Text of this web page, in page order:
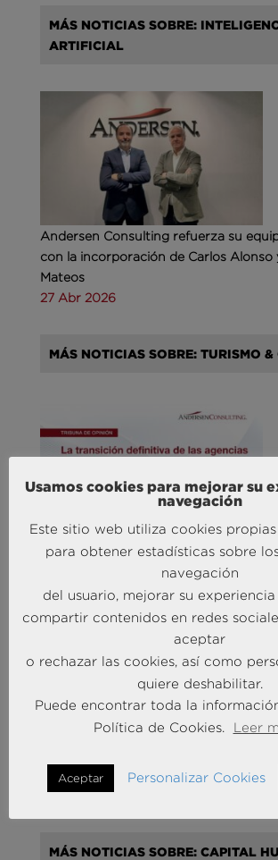
MÁS NOTICIAS SOBRE:
ARTIFICIAL
Andersen Consulting refuerza su
con la incorporación de Carlos Alonso
Mateos
27 Abr 2026
MÁS NOTICIAS SOBRE: TURISMO &
Agencias de viajes: del mostrador al
experiencias
MÁS NOTICIAS SOBRE: CUSTOMER
EXPERIENCE
Retail: Barómetro del Consumidor
17 Abr 2026
MÁS NOTICIAS SOBRE: CAPITAL
Usamos cookies para mejorar su
navegación
Este sitio web utiliza cookies
para obtener estadísticas sobre
navegación
del usuario, mejorar su
compartir contenidos en redes
aceptar
o rechazar las cookies, así como
quiere deshabilitar.
Puede encontrar toda la
Política de Cookies.
Leer
Aceptar Personalizar Cookies